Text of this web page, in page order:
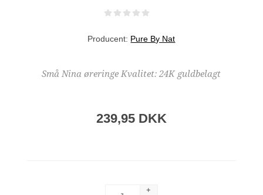
Producent: Pure By Nat
Små Nina øreringe Kvalitet: 24K guldbelagt
239,95 DKK
+